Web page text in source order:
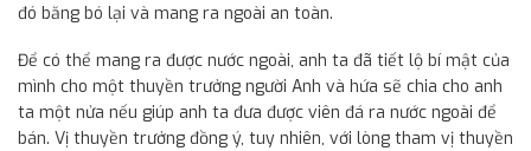
đó băng bó lại và mang ra ngoài an toàn.
Để có thể mang ra được nước ngoài, anh ta đã tiết lộ bí mật của
mình cho một thuyền trưởng người Anh và hứa sẽ chia cho anh
ta một nửa nếu giúp anh ta đưa được viên đá ra nước ngoài để
bán. Vị thuyền trưởng đồng ý, tuy nhiên, với lòng tham vị thuyền